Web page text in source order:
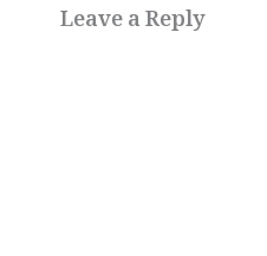
Leave a Reply